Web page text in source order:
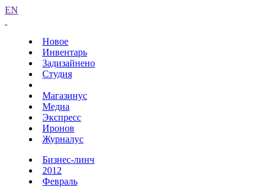
EN
Новое
Инвентарь
Задизайнено
Студия
Магазинус
Медиа
Экспресс
Иронов
Журналус
Бизнес-линч
2012
Февраль